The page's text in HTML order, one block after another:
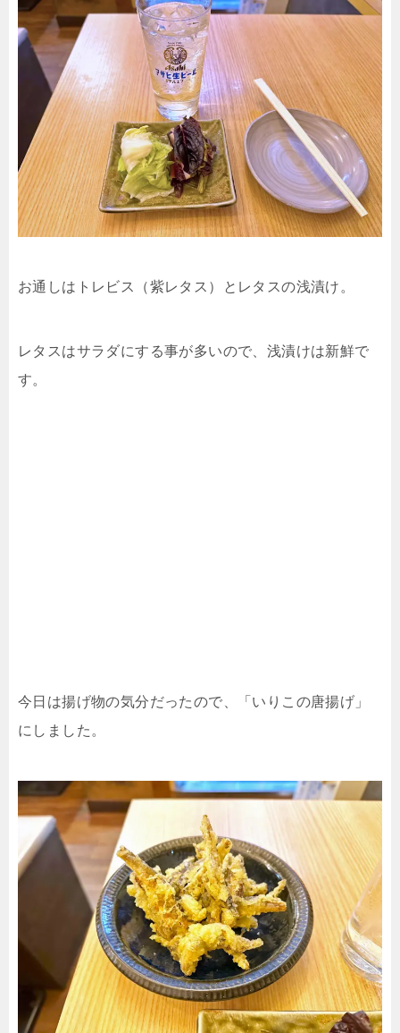
お通しはトレビス（紫レタス）とレタスの浅漬け。
レタスはサラダにする事が多いので、浅漬けは新鮮で
す。
今日は揚げ物の気分だったので、「いりこの唐揚げ」
にしました。